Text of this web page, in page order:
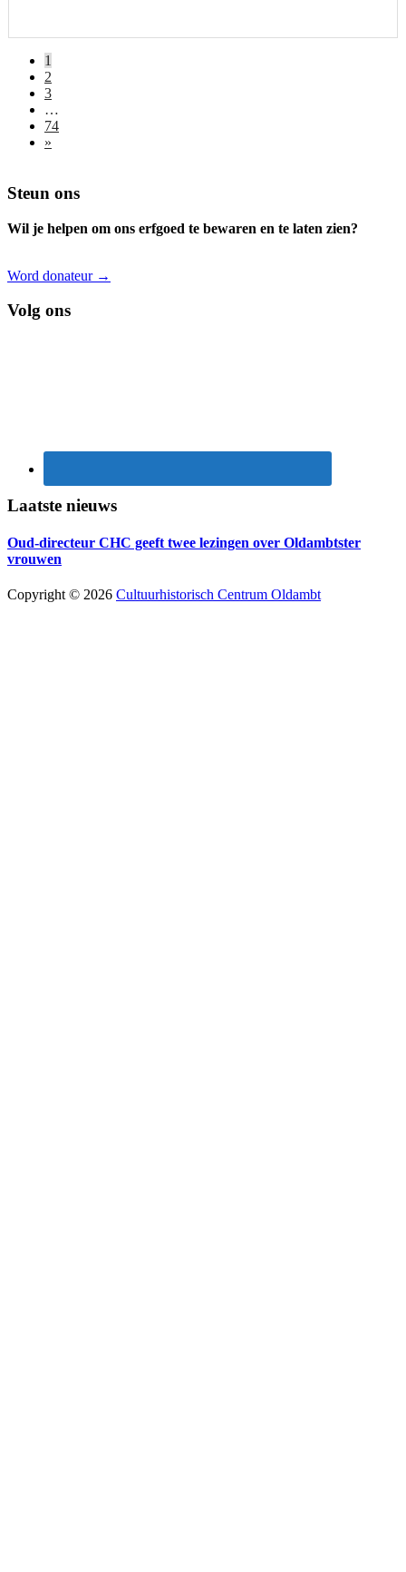
1
2
3
…
74
»
Footer
Steun ons
Wil je helpen om ons erfgoed te bewaren en te laten zien?
Word donateur →
Volg ons
Laatste nieuws
Oud-directeur CHC geeft twee lezingen over Oldambtster
vrouwen
Copyright © 2026 Cultuurhistorisch Centrum Oldambt